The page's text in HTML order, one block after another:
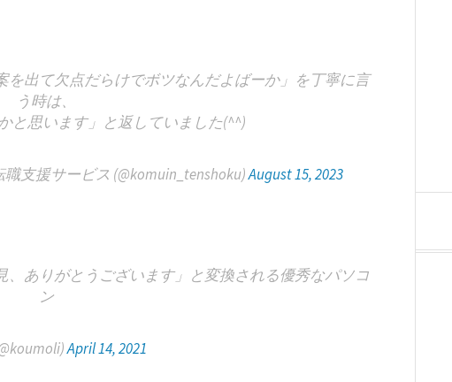
を出て欠点だらけでボツなんだよばーか」を丁寧に言
う時は、
と思います」と返していました(^^)
支援サービス (@komuin_tenshoku)August 15, 2023
、ありがとうございます」と変換される優秀なパソコ
ン
April 14, 2021